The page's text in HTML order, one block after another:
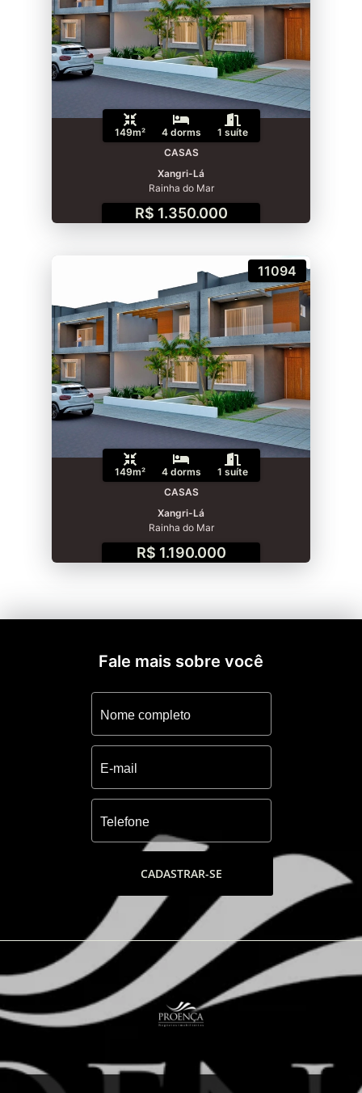
149m² 4 dorms
1 suíte
CASAS
Xangri-Lá
Rainha do Mar
R$ 1.350.000
11094
149m² 4 dorms
1 suíte
CASAS
Xangri-Lá
Rainha do Mar
R$ 1.190.000
Fale mais sobre você
CADASTRAR-SE